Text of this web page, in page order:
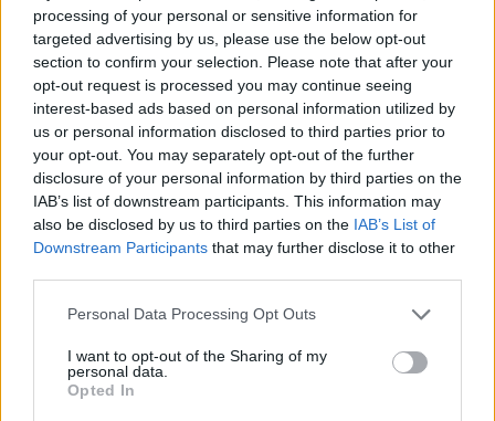
processing of your personal or sensitive information for
targeted advertising by us, please use the below opt-out
section to confirm your selection. Please note that after your
opt-out request is processed you may continue seeing
interest-based ads based on personal information utilized by
us or personal information disclosed to third parties prior to
your opt-out. You may separately opt-out of the further
disclosure of your personal information by third parties on the
IAB’s list of downstream participants. This information may
also be disclosed by us to third parties on the IAB’s List of
Downstream Participants that may further disclose it to other
Personal Data Processing Opt Outs
I want to opt-out of the Sharing of my
personal data.
Opted In
Reg. de Monsaraz: Guitta Fest 2026 leva três dias de música e
A aldeia de Motrinos, em Reguengos de Monsaraz, recebe, entre
21 e 23 de...
4 Agosto, 2026 - 18:11